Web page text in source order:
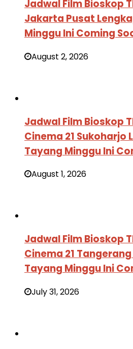
Jadwal Film Bioskop
Jakarta Pusat
Minggu Ini Coming
August 2, 2026
Jadwal Film Bioskop
Cinema 21 Sukoharjo
Tayang Minggu Ini
August 1, 2026
Jadwal Film Bioskop
Cinema 21
Tayang Minggu Ini
July 31, 2026